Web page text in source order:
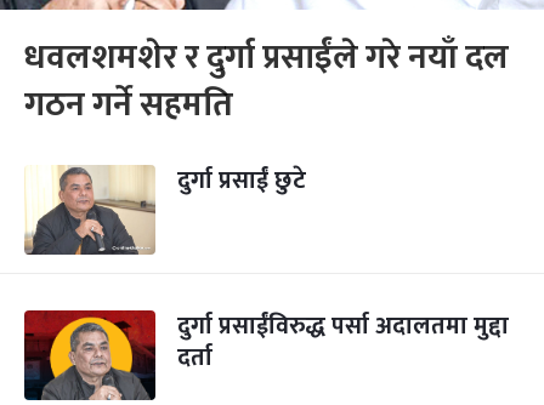
धवलशमशेर र दुर्गा प्रसाईंले गरे नयाँ दल
गठन गर्ने सहमति
दुर्गा प्रसाईं छुटे
दुर्गा प्रसाईंविरुद्ध पर्सा अदालतमा मुद्दा
दर्ता